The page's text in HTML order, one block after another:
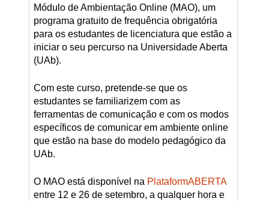
Módulo de Ambientação Online (MAO), um
programa gratuito de frequência obrigatória
para os estudantes de licenciatura que estão a
iniciar o seu percurso na Universidade Aberta
(UAb).
Com este curso, pretende-se que os
estudantes se familiarizem com as
ferramentas de comunicação e com os modos
específicos de comunicar em ambiente online
que estão na base do modelo pedagógico da
UAb.
O MAO está disponível na PlataformABERTA
entre 12 e 26 de setembro, a qualquer hora e